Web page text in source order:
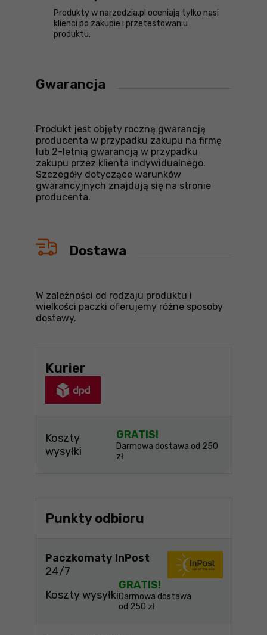
Produkty w narzedzia.pl oceniają tylko nasi
klienci po zakupie i przetestowaniu
produktu.
Gwarancja
Produkt jest objęty roczną gwarancją
producenta w przypadku zakupu na firmę
lub 2-letnią gwarancją w przypadku
zakupu przez klienta indywidualnego.
Szczegóły dotyczące warunków
gwarancyjnych znajdują się na stronie
producenta.
Dostawa
W zależności od rodzaju produktu i
wielkości paczki oferujemy różne sposoby
dostawy.
Kurier
Koszty
wysyłki
GRATIS!
Darmowa dostawa od 250
zł
Punkty odbioru
Paczkomaty InPost
24/7
Koszty wysyłki
GRATIS!
Darmowa dostawa
od 250 zł